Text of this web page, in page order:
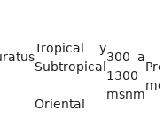
Tropical y
Subtropical
Oriental
300 a
1300
msnm